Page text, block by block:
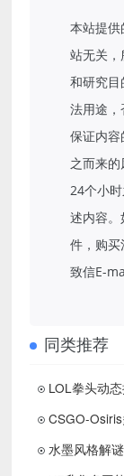
本站提
站无关
和研究
法用途
保证内
之而来
24个小
述内容
件，购
致信E-
同类推荐
水墨风格解